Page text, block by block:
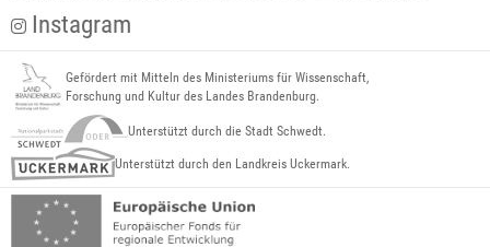
Instagram
Gefördert mit Mitteln des Ministeriums für Wissenschaft,
Forschung und Kultur des Landes Brandenburg.
Unterstützt durch die Stadt Schwedt.
Unterstützt durch den Landkreis Uckermark.